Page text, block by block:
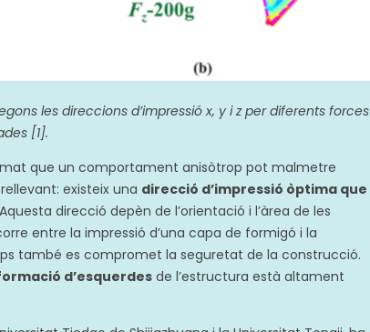
les direccions d’impressió x, y i z per diferents forces
[1].
que un comportament anisòtrop pot malmetre
existeix una direcció d’impressió òptima que
direcció depèn de l’orientació i l’àrea de les
entre la impressió d’una capa de formigó i la
també es compromet la seguretat de la construcció.
d’esquerdesde l’estructura està altament